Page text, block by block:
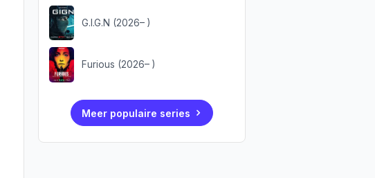
G.I.G.N (2026– )
Furious (2026– )
Meer populaire series